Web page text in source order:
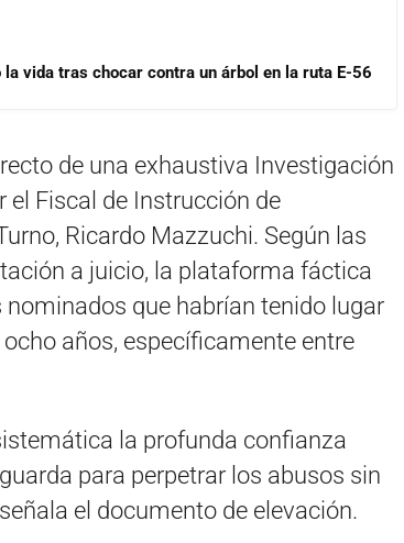
vida tras chocar contra un árbol en la ruta E-56
de una exhaustiva Investigación
el Fiscal de Instrucción de
Ricardo Mazzuchi. Según las
a juicio, la plataforma fáctica
que habrían tenido lugar
años, específicamente entre
la profunda confianza
para perpetrar los abusos sin
el documento de elevación.